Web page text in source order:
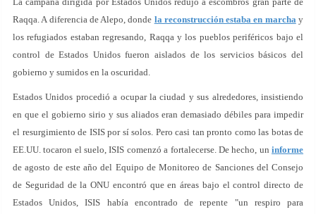
Raqqa. A diferencia de Alepo, donde la reconstrucción estaba en marchay
los refugiados estaban regresando, Raqqa y los pueblos periféricos bajo el
control de Estados Unidos fueron aislados de los servicios básicos del
gobierno y sumidos en la oscuridad.
Estados Unidos procedió a ocupar la ciudad y sus alrededores, insistiendo
en que el gobierno sirio y sus aliados eran demasiado débiles para impedir
el resurgimiento de ISIS por sí solos. Pero casi tan pronto como las botas de
EE.UU. tocaron el suelo, ISIS comenzó a fortalecerse. De hecho, un informe
de agosto de este año del Equipo de Monitoreo de Sanciones del Consejo
de Seguridad de la ONU encontró que en áreas bajo el control directo de
Estados Unidos, ISIS había encontrado de repente "un respiro para